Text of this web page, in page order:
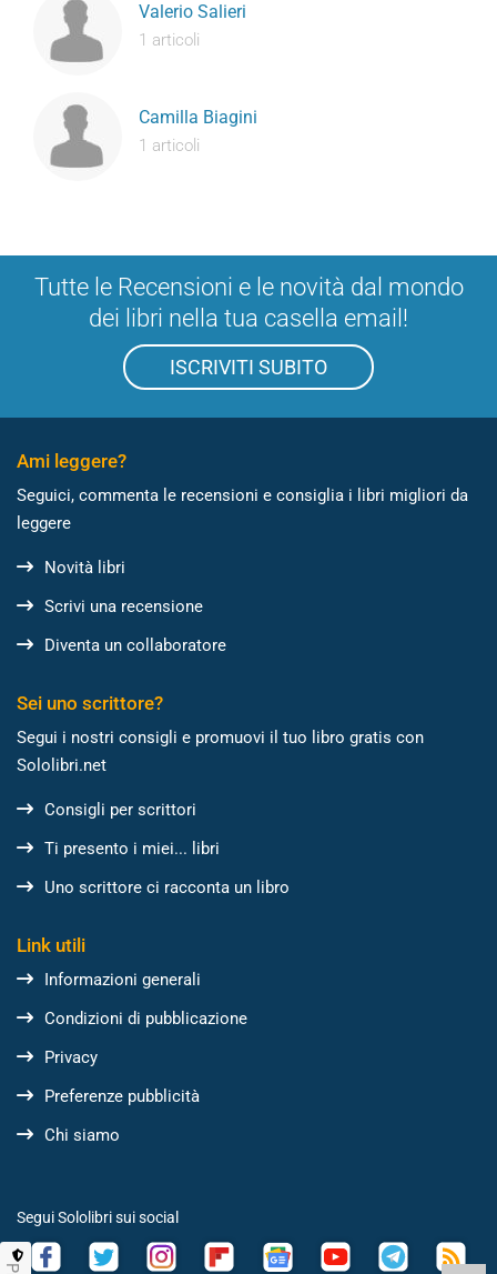
Valerio Salieri
1 articoli
Camilla Biagini
1 articoli
Tutte le Recensioni e le novità dal mondo
dei libri nella tua casella email!
ISCRIVITI SUBITO
Ami leggere?
Seguici, commenta le recensioni e consiglia i libri migliori da
leggere
Novità libri
Scrivi una recensione
Diventa un collaboratore
Sei uno scrittore?
Segui i nostri consigli e promuovi il tuo libro gratis con
Sololibri.net
Consigli per scrittori
Ti presento i miei... libri
Uno scrittore ci racconta un libro
Link utili
Informazioni generali
Condizioni di pubblicazione
Privacy
Preferenze pubblicità
Chi siamo
Segui Sololibri sui social